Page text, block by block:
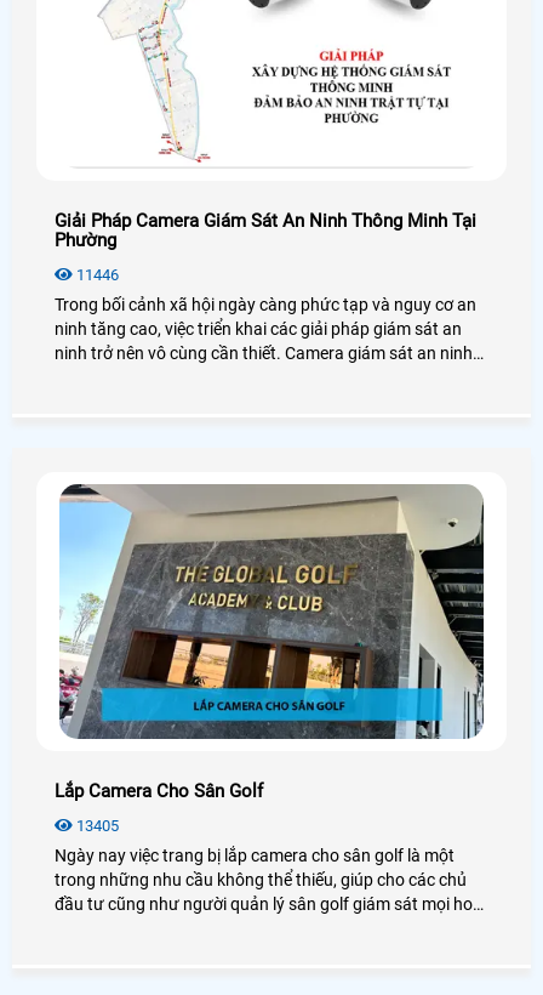
Giải Pháp Camera Giám Sát An Ninh Thông Minh Tại
Phường
11446
Trong bối cảnh xã hội ngày càng phức tạp và nguy cơ an
ninh tăng cao, việc triển khai các giải pháp giám sát an
ninh trở nên vô cùng cần thiết. Camera giám sát an ninh
Lắp Camera Cho Sân Golf
13405
Ngày nay việc trang bị lắp camera cho sân golf là một
trong những nhu cầu không thể thiếu, giúp cho các chủ
đầu tư cũng như người quản lý sân golf giám sát mọi hoạt